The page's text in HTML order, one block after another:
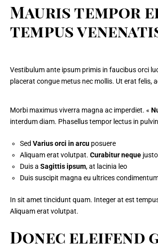
Mauris tempor
tempus
Vestibulum ante ipsum primis in faucibus orci
placerat congue metus nec mollis. Ut erat felis,
Morbi maximus viverra magna ac imperdiet. «
interdum diam. Phasellus tempor lectus in
Sed Varius orci in arcu posuere
Aliquam erat volutpat. Curabitur neque justo
Duis a Sagittis ipsum, at lacinia leo
Duis suscipit magna eu ultrices
In sit amet tincidunt quam. Integer at est
Aliquam erat volutpat.
Donec eleifend